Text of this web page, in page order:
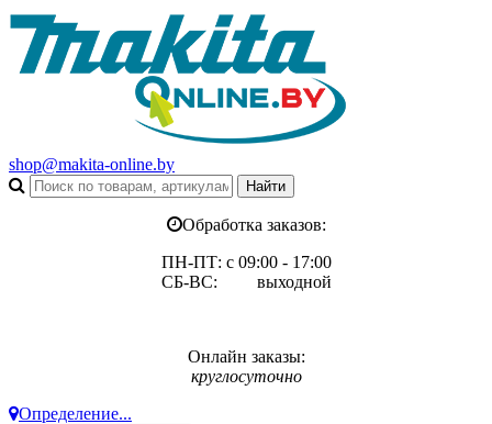
shop@makita-online.by
Обработка заказов:
ПН-ПТ: с 09:00 - 17:00
СБ-ВС: выходной
Онлайн заказы:
круглосуточно
Определение...